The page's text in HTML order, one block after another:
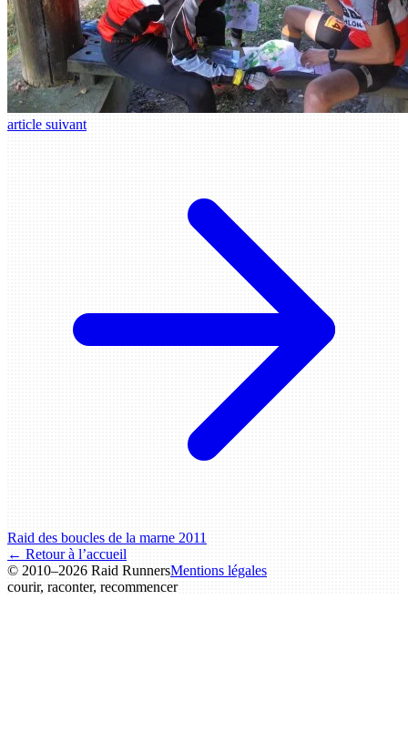
article suivant
Raid des boucles de la marne 2011
← Retour à l’accueil
© 2010–2026 Raid RunnersMentions légales
courir, raconter, recommencer